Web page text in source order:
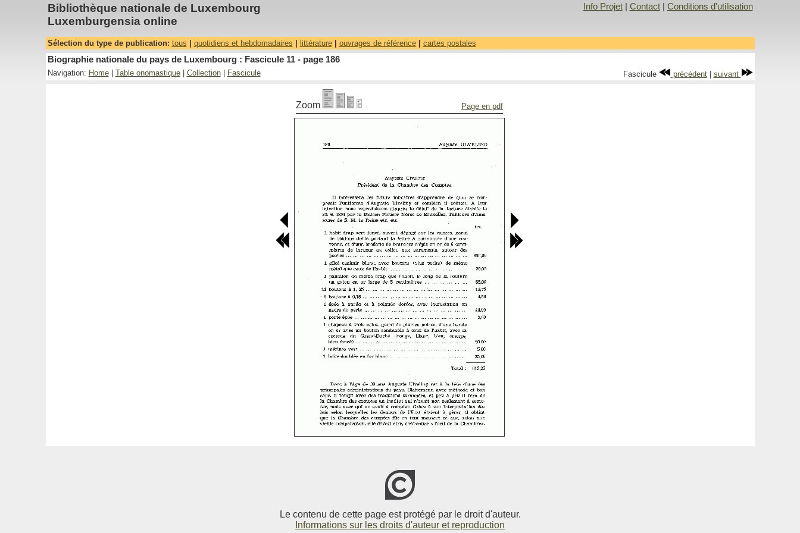
Bibliothèque nationale de Luxembourg
Luxemburgensia online
Info Projet| Contact| Conditions d'utilisation
Sélection du type de publication: tous quotidiens et hebdomadaires littérature| ouvrages de référence| cartes postales
Biographie nationale du pays de Luxembourg : Fascicule 11 - page 186
Navigation: Home| Table onomastique| Collection| Fascicule Fascicule précédent| suivant
Zoom Page en pdf
Le contenu de cette page est protégé par le droit d'auteur.
Informations sur les droits d'auteur et reproduction